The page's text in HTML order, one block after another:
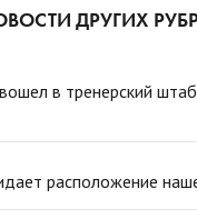
ДРУГИХ
в тренерский
расположение